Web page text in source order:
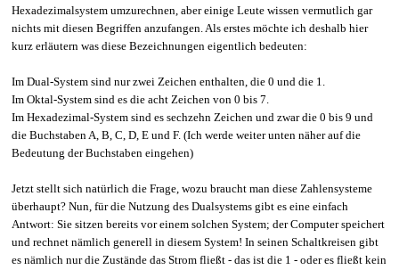
Hexadezimalsystem umzurechnen, aber einige Leute wissen vermutlich gar
nichts mit diesen Begriffen anzufangen. Als erstes möchte ich deshalb hier
kurz erläutern was diese Bezeichnungen eigentlich bedeuten:
Im Dual-System sind nur zwei Zeichen enthalten, die 0 und die 1.
Im Oktal-System sind es die acht Zeichen von 0 bis 7.
Im Hexadezimal-System sind es sechzehn Zeichen und zwar die 0 bis 9 und
die Buchstaben A, B, C, D, E und F. (Ich werde weiter unten näher auf die
Bedeutung der Buchstaben eingehen)
Jetzt stellt sich natürlich die Frage, wozu braucht man diese Zahlensysteme
überhaupt? Nun, für die Nutzung des Dualsystems gibt es eine einfach
Antwort: Sie sitzen bereits vor einem solchen System; der Computer speichert
und rechnet nämlich generell in diesem System! In seinen Schaltkreisen gibt
es nämlich nur die Zustände das Strom fließt - das ist die 1 - oder es fließt kein